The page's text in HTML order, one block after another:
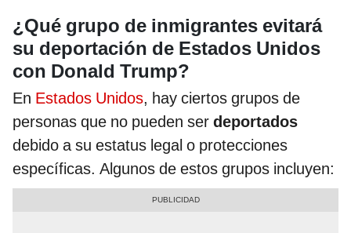
¿Qué grupo de inmigrantes evitará
su deportación de Estados Unidos
con Donald Trump?
En Estados Unidos, hay ciertos grupos de
personas que no pueden ser deportados
debido a su estatus legal o protecciones
específicas. Algunos de estos grupos incluyen: